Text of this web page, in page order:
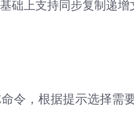
础上支持同步复制递
令，根据提示选择需